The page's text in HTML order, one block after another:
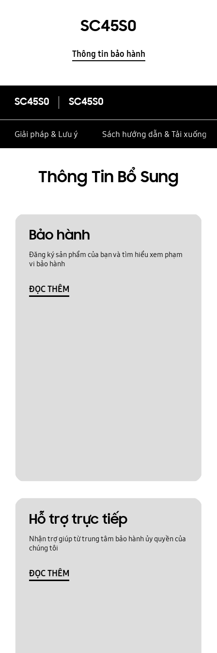
SC45S0
Thông tin bảo hành
SC45S0 SC45S0
Giải pháp & Lưu ý Sách hướng dẫn & Tải xuống
Thông Tin Bổ Sung
Bảo hành
Đăng ký sản phẩm của bạn và tìm hiểu xem phạm
vi bảo hành
ĐỌC THÊM
Hỗ trợ trực tiếp
Nhận trợ giúp từ trung tâm bảo hành ủy quyền của
chúng tôi
ĐỌC THÊM